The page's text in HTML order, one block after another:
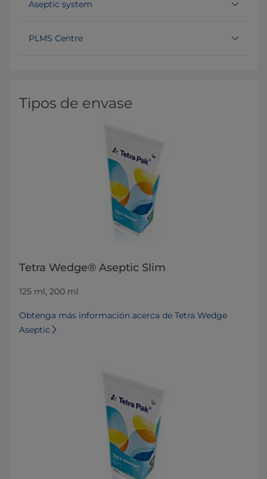
Aseptic system
PLMS Centre
Tipos de envase
Tetra Wedge® Aseptic Slim
125 ml, 200 ml
Obtenga más información acerca de Tetra Wedge
Aseptic